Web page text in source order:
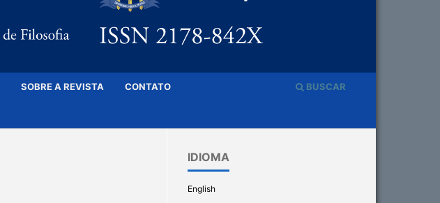
SOBRE A REVISTA CONTATO BUSCAR
IDIOMA
English